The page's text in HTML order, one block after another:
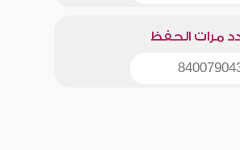
مرات الحفظ